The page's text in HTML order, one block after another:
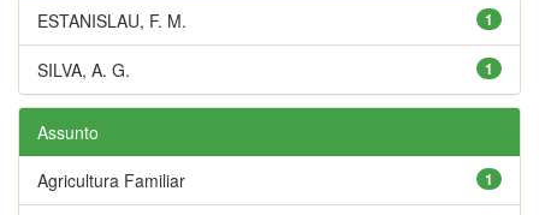
1
ESTANISLAU, F. M.
1
SILVA, A. G.
Assunto
1
Agricultura Familiar